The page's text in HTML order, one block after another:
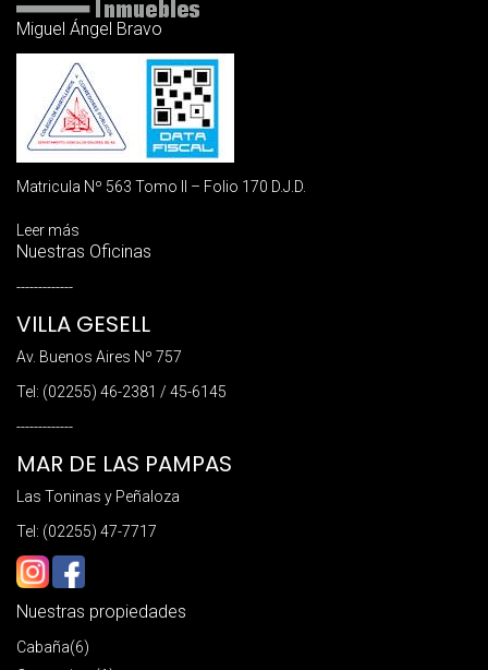
Miguel Ángel Bravo
Matricula Nº 563 Tomo II – Folio 170 D.J.D.
Leer más
Nuestras Oficinas
-------------
VILLA GESELL
Av. Buenos Aires Nº 757
Tel: (02255) 46-2381 / 45-6145
-------------
MAR DE LAS PAMPAS
Las Toninas y Peñaloza
Tel: (02255) 47-7717
Nuestras propiedades
Cabaña(6)